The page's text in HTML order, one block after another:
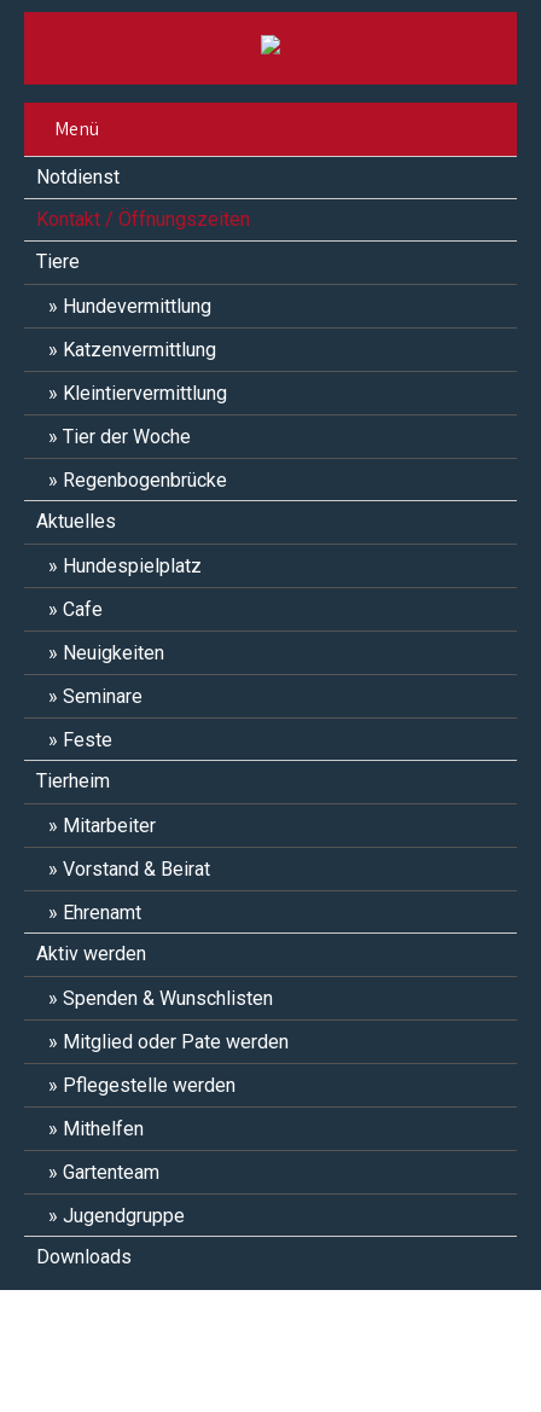
Menü
Notdienst
Kontakt / Öffnungszeiten
Tiere
Hundevermittlung
Katzenvermittlung
Kleintiervermittlung
Tier der Woche
Regenbogenbrücke
Aktuelles
Hundespielplatz
Cafe
Neuigkeiten
Seminare
Feste
Tierheim
Mitarbeiter
Vorstand & Beirat
Ehrenamt
Aktiv werden
Spenden & Wunschlisten
Mitglied oder Pate werden
Pflegestelle werden
Mithelfen
Gartenteam
Jugendgruppe
Downloads